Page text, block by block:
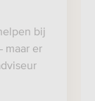
bij
maar er